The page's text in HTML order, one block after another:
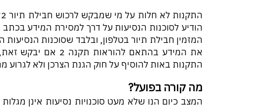
הודיע לסוכנות הנסיעות על דרך למסירת המידע
המזמין חבילת תיור בטלפון, ובלבד שסוכנות
את המידע בהתאם
התקנות באות להוסיף על חוק הגנת הצרכן ולא לגרוע
מה קורה בפועל?
המצב כיום הנו שלא מעט סוכנויות נסיעות אינן